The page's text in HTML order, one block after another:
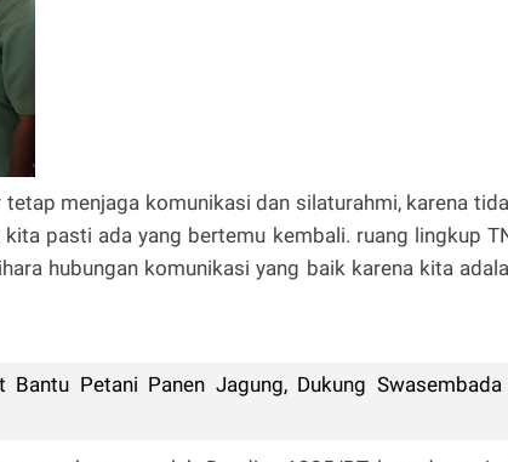
menjaga komunikasi dan silaturahmi, karena
pasti ada yang bertemu kembali. ruang lingkup
hubungan komunikasi yang baik karena kita
Petani Panen Jagung, Dukung Swasembada